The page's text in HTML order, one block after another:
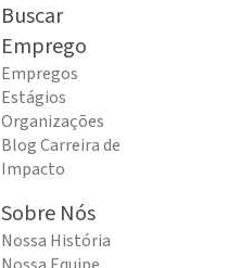
Buscar
Emprego
Empregos
Estágios
Organizações
Blog Carreira de
Impacto
Sobre Nós
Nossa História